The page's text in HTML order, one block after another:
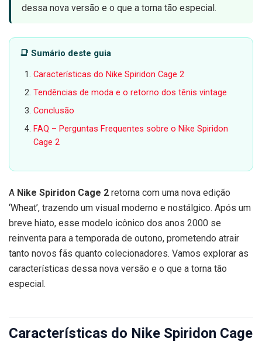
dessa nova versão e o que a torna tão especial.
📑 Sumário deste guia
Características do Nike Spiridon Cage 2
Tendências de moda e o retorno dos tênis vintage
Conclusão
FAQ – Perguntas Frequentes sobre o Nike Spiridon
Cage 2
A Nike Spiridon Cage 2 retorna com uma nova edição
‘Wheat’, trazendo um visual moderno e nostálgico. Após um
breve hiato, esse modelo icônico dos anos 2000 se
reinventa para a temporada de outono, prometendo atrair
tanto novos fãs quanto colecionadores. Vamos explorar as
características dessa nova versão e o que a torna tão
especial.
Características do Nike Spiridon Cage